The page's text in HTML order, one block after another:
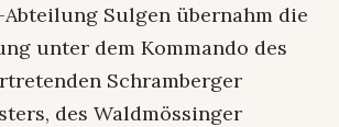
Sulgen übernahm die
unter dem Kommando des
Schramberger
des Waldmössinger